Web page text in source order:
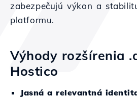
zabezpečujú výkon a
platformu.
Výhody rozšírenia
Hostico
Jasná a relevantná